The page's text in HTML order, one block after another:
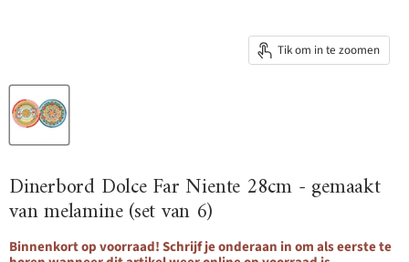
Tik om in te zoomen
Dinerbord Dolce Far Niente 28cm - gemaakt
van melamine (set van 6)
Binnenkort op voorraad! Schrijf je onderaan in om als eerste te